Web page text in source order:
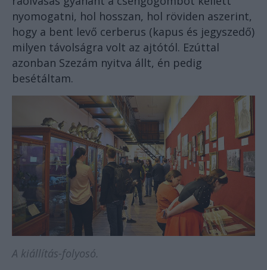
nyomogatni, hol hosszan, hol röviden aszerint,
hogy a bent levő cerberus (kapus és jegyszedő)
milyen távolságra volt az ajtótól. Ezúttal
azonban Szezám nyitva állt, én pedig
besétáltam.
A kiállítás-folyosó.